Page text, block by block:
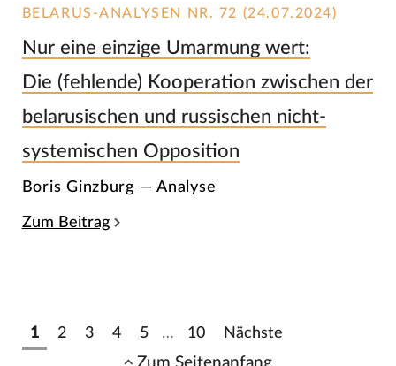
BELARUS-ANALYSEN NR. 72 (24.07.2024)
Nur eine einzige Umarmung wert:
Die (fehlende) Kooperation zwischen der
belarusischen und russischen nicht-
systemischen Opposition
Boris Ginzburg — Analyse
Zum Beitrag
1 2 3 4 5 … 10 Nächste
Zum Seitenanfang